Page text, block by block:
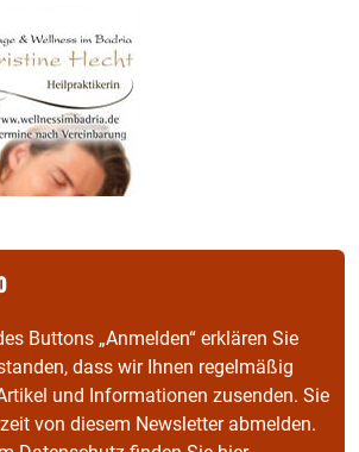
Buttons „Anmelden“ erklären Sie
dass wir Ihnen regelmäßig
und Informationen zusenden. Sie
von diesem Newsletter abmelden.